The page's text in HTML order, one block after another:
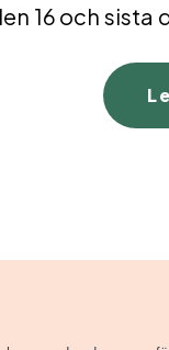
16 och sista